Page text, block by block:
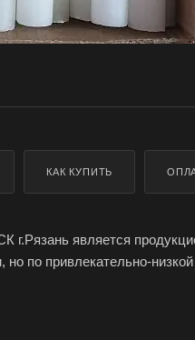
КАК КУПИТЬ
является
по привлекательно-
краска и фитиль